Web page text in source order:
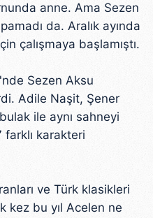
anne. Ama Sezen
da. Aralık ayında
çalışmaya başlamıştı.
Sezen Aksu
Adile Naşit, Şener
ile aynı sahneyi
karakteri
ve Türk klasikleri
kez bu yıl Acelen ne